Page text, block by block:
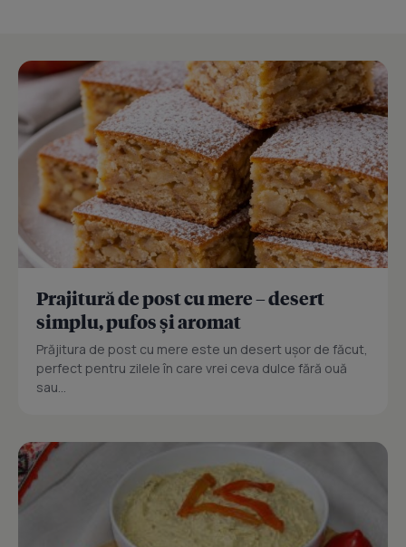
Prajitură de post cu mere – desert
simplu, pufos și aromat
Prăjitura de post cu mere este un desert ușor de făcut,
perfect pentru zilele în care vrei ceva dulce fără ouă
sau...